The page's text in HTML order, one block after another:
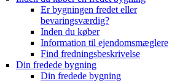
Er bygningen fredet eller
bevaringsværdig?
Inden du køber
Information til ejendomsmæglere
Find fredningsbeskrivelse
Din fredede bygning
Din fredede bygning